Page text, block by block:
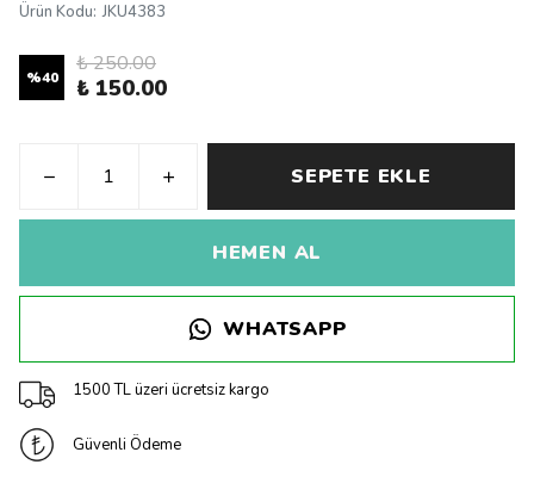
Ürün Kodu: JKU4383
%40
₺ 250.00
₺ 150.00
SEPETE EKLE
HEMEN AL
WHATSAPP
1500 TL üzeri ücretsiz kargo
Güvenli Ödeme